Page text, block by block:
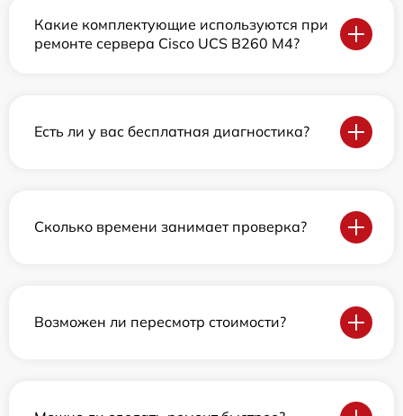
Какие комплектующие используются при
ремонте сервера Cisco UCS B260 M4?
Есть ли у вас бесплатная диагностика?
Сколько времени занимает проверка?
Возможен ли пересмотр стоимости?